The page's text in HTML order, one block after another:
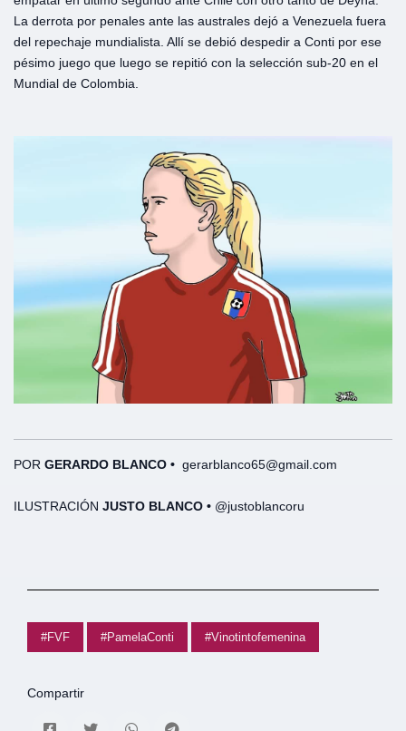
La derrota por penales ante las australes dejó a Venezuela fuera
del repechaje mundialista. Allí se debió despedir a Conti por ese
pésimo juego que luego se repitió con la selección sub-20 en el
Mundial de Colombia.
POR GERARDO BLANCO • gerarblanco65@gmail.com
ILUSTRACIÓN JUSTO BLANCO • @justoblancoru
#FVF #PamelaConti #Vinotintofemenina
Compartir